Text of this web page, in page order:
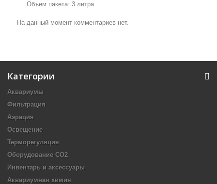
Объем пакета: 3 литра
На данный момент комментариев нет.
Категории
Аквариумы
Фильтрация
Аэрация
Освещение
Терморегуляция
Оборудование CO2
Инвентарь и аксессуары
Аквариумная химия